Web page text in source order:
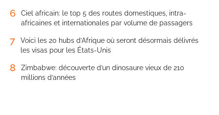
6
Ciel africain: le top 5 des routes domestiques, intra-
africaines et internationales par volume de passagers
7
Voici les 20 hubs d’Afrique où seront désormais délivrés
les visas pour les États-Unis
8
Zimbabwe: découverte d’un dinosaure vieux de 210
millions d’années